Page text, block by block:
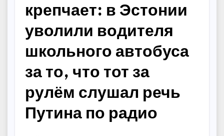
крепчает: в Эстонии
уволили водителя
школьного автобуса
за то, что тот за
рулём слушал речь
Путина по радио